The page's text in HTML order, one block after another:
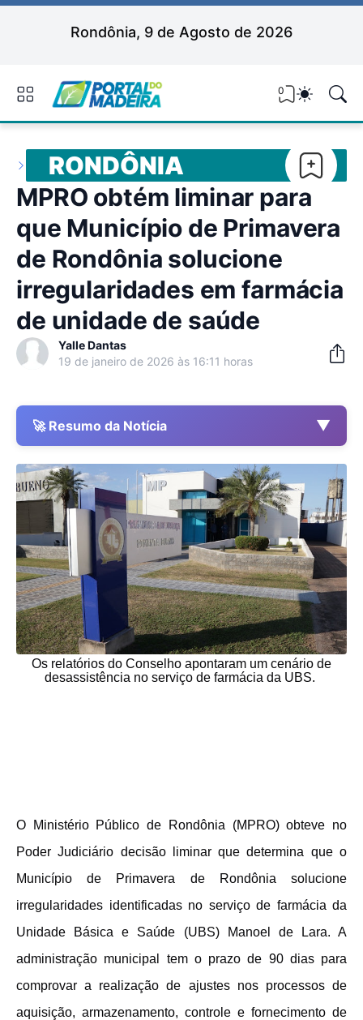
Rondônia, 9 de Agosto de 2026
0
RONDÔNIA
MPRO obtém liminar para
que Município de Primavera
de Rondônia solucione
irregularidades em farmácia
de unidade de saúde
Yalle Dantas
19 de janeiro de 2026 às 16:11 horas
🚀 Resumo da Notícia ▼
Os relatórios do Conselho apontaram um cenário de
desassistência no serviço de farmácia da UBS.
O Ministério Público de Rondônia (MPRO) obteve no
Poder Judiciário decisão liminar que determina que o
Município de Primavera de Rondônia solucione
irregularidades identificadas no serviço de farmácia da
Unidade Básica e Saúde (UBS) Manoel de Lara. A
administração municipal tem o prazo de 90 dias para
comprovar a realização de ajustes nos processos de
aquisição, armazenamento, controle e fornecimento de